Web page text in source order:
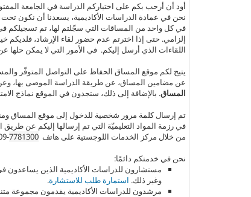
أود أن أرحب بكم على اختياركم الدراسة في الجامعة
نحن في عمادة الدراسات الأكاديمية، يسعدنا أن نكون
في كل واحد من المساقات التي سجّلتم لها، تم تسجيلكم
إلزامي. حتى إذا اخترتم عدم حضور لقاء الإرشاد،
اللقاءات الذي أرسل إليكم. في الأمور التي لا يمكن
يتيح لكم موقع المساق الحفاظ على التواصل المتوفّر
عن مضامين المساق، عن طريقة الدراسة الموصى بها،
المساق. بالإضافة إلى ذلك، ستجدون في الموقع نماذج
تم إرسال كلمة مرور شخصية للدخول إلى موقع المساق
في رزمة المواد التعليميّة التي تم إرسالها إليكم عن
من خلال مركز الخدمات اللوجستية على هاتف 7781300-09 ومن خلال منظومة شئيلتا.
نحن في خدمتكم دائمًا:
مستشارون للدراسات الأكاديمية الذين يساعدون
وغير ذلك. استمارة طلب للاستشارة.
مرشدون للدراسات الأكاديمية يقدمون مجموعة